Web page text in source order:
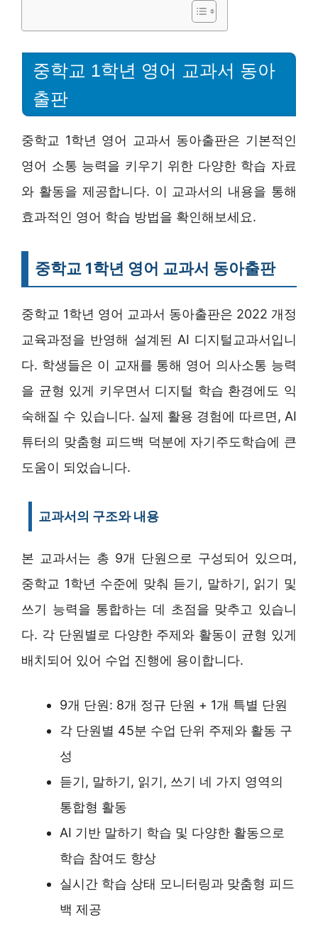
중학교 1학년 영어 교과서 동아
출판
중학교 1학년 영어 교과서 동아출판은 기본적인
영어 소통 능력을 키우기 위한 다양한 학습 자료
와 활동을 제공합니다. 이 교과서의 내용을 통해
효과적인 영어 학습 방법을 확인해보세요.
중학교 1학년 영어 교과서 동아출판
중학교 1학년 영어 교과서 동아출판은 2022 개정
교육과정을 반영해 설계된 AI 디지털교과서입니
다. 학생들은 이 교재를 통해 영어 의사소통 능력
을 균형 있게 키우면서 디지털 학습 환경에도 익
숙해질 수 있습니다. 실제 활용 경험에 따르면, AI
튜터의 맞춤형 피드백 덕분에 자기주도학습에 큰
도움이 되었습니다.
교과서의 구조와 내용
본 교과서는 총 9개 단원으로 구성되어 있으며,
중학교 1학년 수준에 맞춰 듣기, 말하기, 읽기 및
쓰기 능력을 통합하는 데 초점을 맞추고 있습니
다. 각 단원별로 다양한 주제와 활동이 균형 있게
배치되어 있어 수업 진행에 용이합니다.
9개 단원: 8개 정규 단원 + 1개 특별 단원
각 단원별 45분 수업 단위 주제와 활동 구
성
듣기, 말하기, 읽기, 쓰기 네 가지 영역의
통합형 활동
AI 기반 말하기 학습 및 다양한 활동으로
학습 참여도 향상
실시간 학습 상태 모니터링과 맞춤형 피드
백 제공